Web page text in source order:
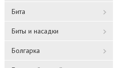
Бита
Биты и насадки
Болгарка